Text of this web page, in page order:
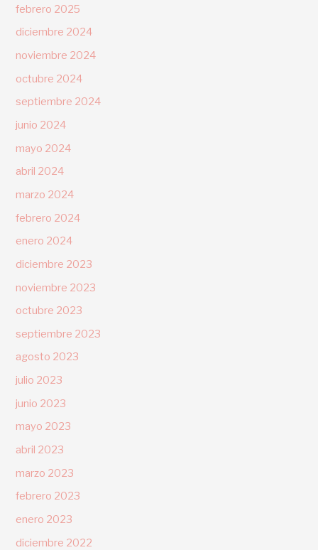
febrero 2025
diciembre 2024
noviembre 2024
octubre 2024
septiembre 2024
junio 2024
mayo 2024
abril 2024
marzo 2024
febrero 2024
enero 2024
diciembre 2023
noviembre 2023
octubre 2023
septiembre 2023
agosto 2023
julio 2023
junio 2023
mayo 2023
abril 2023
marzo 2023
febrero 2023
enero 2023
diciembre 2022